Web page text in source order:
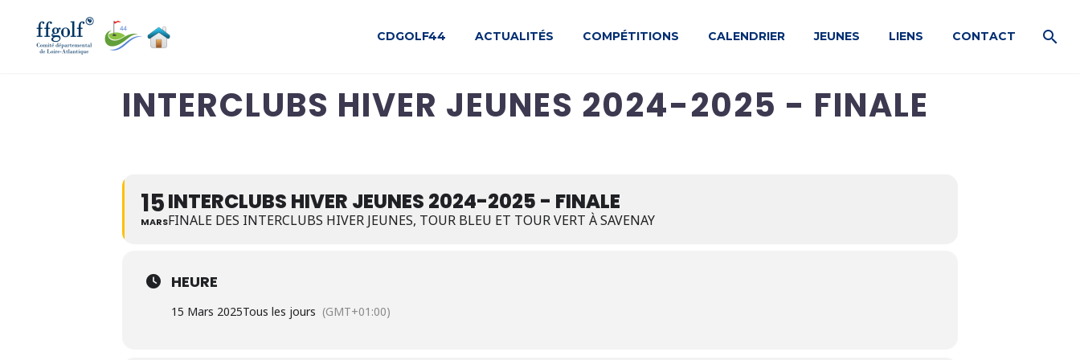
CDGOLF44 ACTUALITÉS COMPÉTITIONS CALENDRIER JEUNES LIENS CONTACT
INTERCLUBS HIVER JEUNES 2024-2025 - FINALE
15
MARS
INTERCLUBS HIVER JEUNES 2024-2025 - FINALE
FINALE DES INTERCLUBS HIVER JEUNES, TOUR BLEU ET TOUR VERT À SAVENAY
HEURE
15 Mars 2025Tous les jours (GMT+01:00)